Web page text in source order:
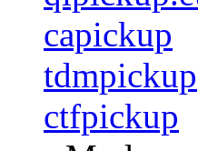
capickup
tdmpickup
ctfpickup